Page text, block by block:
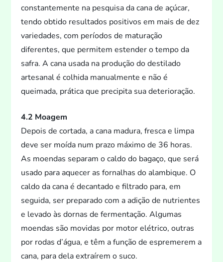
constantemente na pesquisa da cana de açúcar,
tendo obtido resultados positivos em mais de dez
variedades, com períodos de maturação
diferentes, que permitem estender o tempo da
safra. A cana usada na produção do destilado
artesanal é colhida manualmente e não é
queimada, prática que precipita sua deterioração.
4.2 Moagem
Depois de cortada, a cana madura, fresca e limpa
deve ser moída num prazo máximo de 36 horas.
As moendas separam o caldo do bagaço, que será
usado para aquecer as fornalhas do alambique. O
caldo da cana é decantado e filtrado para, em
seguida, ser preparado com a adição de nutrientes
e levado às dornas de fermentação. Algumas
moendas são movidas por motor elétrico, outras
por rodas d’água, e têm a função de espremerem a
cana, para dela extraírem o suco.